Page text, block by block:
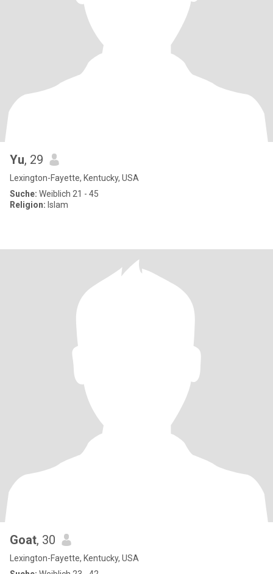
Yu, 29
Lexington-Fayette, Kentucky, USA
Suche: Weiblich 21 - 45
Religion: Islam
Goat, 30
Lexington-Fayette, Kentucky, USA